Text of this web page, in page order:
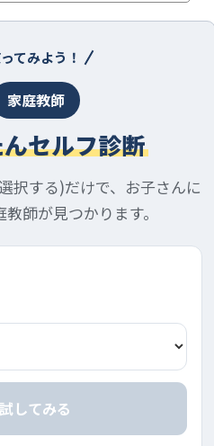
てみよう！
家庭教師
セルフ診断
択する)だけで、お子さんに
師が見つかります。
してみる